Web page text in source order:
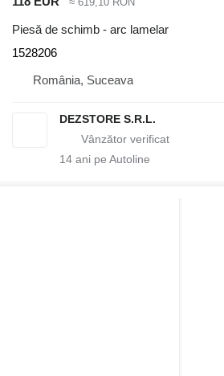
Piesă de schimb - arc lamelar
1528206
România, Suceava
DEZSTORE S.R.L.
14 ani pe Autoline